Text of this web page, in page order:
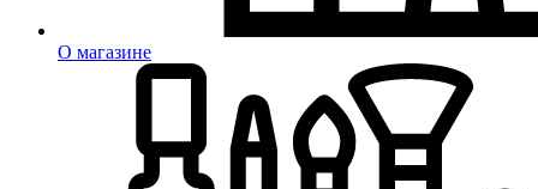
О магазине